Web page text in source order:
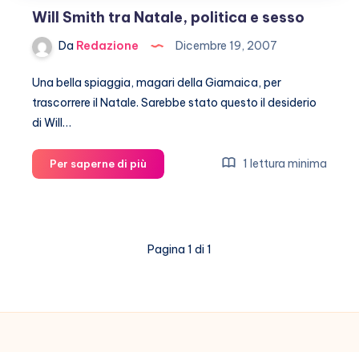
Will Smith tra Natale, politica e sesso
Da Redazione Dicembre 19, 2007
Una bella spiaggia, magari della Giamaica, per
trascorrere il Natale. Sarebbe stato questo il desiderio
di Will…
Per saperne di più
Smith
e
1 lettura minima
Pagina 1 di 1